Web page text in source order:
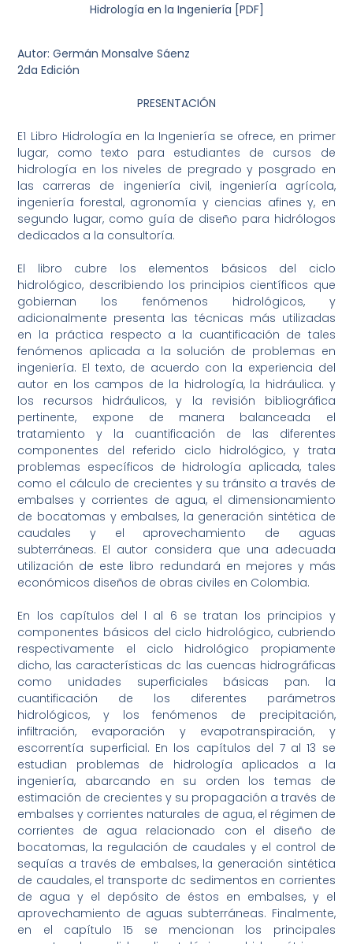
Hidrología en la Ingeniería [PDF]
Autor: Germán Monsalve Sáenz
2da Edición
PRESENTACIÓN
E1 Libro Hidrología en la Ingeniería se ofrece, en primer
lugar, como texto para estudiantes de cursos de
hidrología en los niveles de pregrado y posgrado en
las carreras de ingeniería civil, ingeniería agrícola,
ingeniería forestal, agronomía y ciencias afines y, en
segundo lugar, como guía de diseño para hidrólogos
dedicados a la consultoría.
El libro cubre los elementos básicos del ciclo
hidrológico, describiendo los principios científicos que
gobiernan los fenómenos hidrológicos, y
adicionalmente presenta las técnicas más utilizadas
en la práctica respecto a la cuantificación de tales
fenómenos aplicada a la solución de problemas en
ingeniería. El texto, de acuerdo con la experiencia del
autor en los campos de la hidrología, la hidráulica. y
los recursos hidráulicos, y la revisión bibliográfica
pertinente, expone de manera balanceada el
tratamiento y la cuantificación de las diferentes
componentes del referido ciclo hidrológico, y trata
problemas específicos de hidrología aplicada, tales
como el cálculo de crecientes y su tránsito a través de
embalses y corrientes de agua, el dimensionamiento
de bocatomas y embalses, la generación sintética de
caudales y el aprovechamiento de aguas
subterráneas. El autor considera que una adecuada
utilización de este libro redundará en mejores y más
económicos diseños de obras civiles en Colombia.
En los capítulos del l al 6 se tratan los principios y
componentes básicos del ciclo hidrológico, cubriendo
respectivamente el ciclo hidrológico propiamente
dicho, las características dc las cuencas hidrográficas
como unidades superficiales básicas pan. la
cuantificación de los diferentes parámetros
hidrológicos, y los fenómenos de precipitación,
infiltración, evaporación y evapotranspiración, y
escorrentía superficial. En los capítulos del 7 al 13 se
estudian problemas de hidrología aplicados a la
ingeniería, abarcando en su orden los temas de
estimación de crecientes y su propagación a través de
embalses y corrientes naturales de agua, el régimen de
corrientes de agua relacionado con el diseño de
bocatomas, la regulación de caudales y el control de
sequías a través de embalses, la generación sintética
de caudales, el transporte dc sedimentos en corrientes
de agua y el depósito de éstos en embalses, y el
aprovechamiento de aguas subterráneas. Finalmente,
en el capítulo 15 se mencionan los principales